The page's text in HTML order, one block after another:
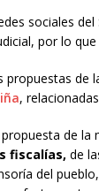
sociales
por lo
de
,
de
fiscalías, de
del